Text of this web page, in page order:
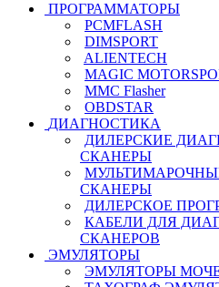
ПРОГРАММАТОРЫ
PCMFLASH
DIMSPORT
ALIENTECH
MAGIC
MMC Flasher
OBDSTAR
ДИАГНОСТИКА
ДИЛЕРСКИЕ
СКАНЕРЫ
СКАНЕРЫ
ДИЛЕРСКОЕ
КАБЕЛИ ДЛЯ
СКАНЕРОВ
ЭМУЛЯТОРЫ
ЭМУЛЯТОРЫ